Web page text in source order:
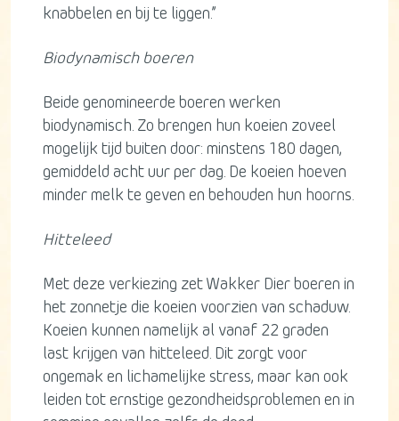
knabbelen en bij te liggen.”
Biodynamisch boeren
Beide genomineerde boeren werken
biodynamisch. Zo brengen hun koeien zoveel
mogelijk tijd buiten door: minstens 180 dagen,
gemiddeld acht uur per dag. De koeien hoeven
minder melk te geven en behouden hun hoorns.
Hitteleed
Met deze verkiezing zet Wakker Dier boeren in
het zonnetje die koeien voorzien van schaduw.
Koeien kunnen namelijk al vanaf 22 graden
last krijgen van hitteleed. Dit zorgt voor
ongemak en lichamelijke stress, maar kan ook
leiden tot ernstige gezondheidsproblemen en in